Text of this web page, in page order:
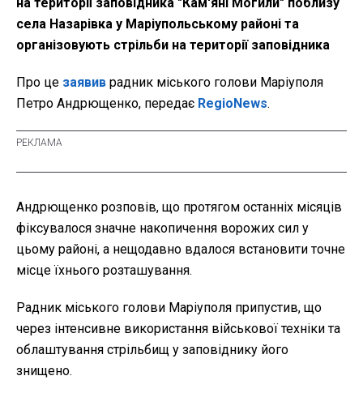
села Назарівка у Маріупольському районі та
організовують стрільби на території заповідника
Про це заявив радник міського голови Маріуполя
Петро Андрющенко, передає RegioNews.
Андрющенко розповів, що протягом останніх місяців
фіксувалося значне накопичення ворожих сил у
цьому районі, а нещодавно вдалося встановити точне
місце їхнього розташування.
Радник міського голови Маріуполя припустив, що
через інтенсивне використання військової техніки та
облаштування стрільбищ у заповіднику його
знищено.